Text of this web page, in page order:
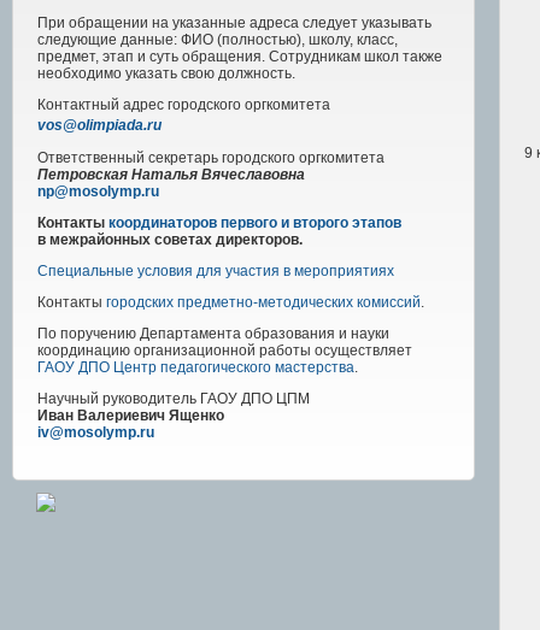
При обращении на указанные адреса следует указывать
следующие данные: ФИО (полностью), школу, класс,
предмет, этап и суть обращения. Сотрудникам школ также
необходимо указать свою должность.
Контактный адрес городского оргкомитета
vos@olimpiada.ru
Ответственный секретарь городского оргкомитета
Петровская Наталья Вячеславовна
np@mosolymp.ru
Контакты координаторов первого и второго этапов
в межрайонных советах директоров.
Специальные условия для участия в мероприятиях
Контакты городских предметно-методических комиссий.
По поручению Департамента образования и науки
координацию организационной работы осуществляет
ГАОУ ДПО Центр педагогического мастерства.
Научный руководитель ГАОУ ДПО ЦПМ
Иван Валериевич Ященко
iv@mosolymp.ru
9